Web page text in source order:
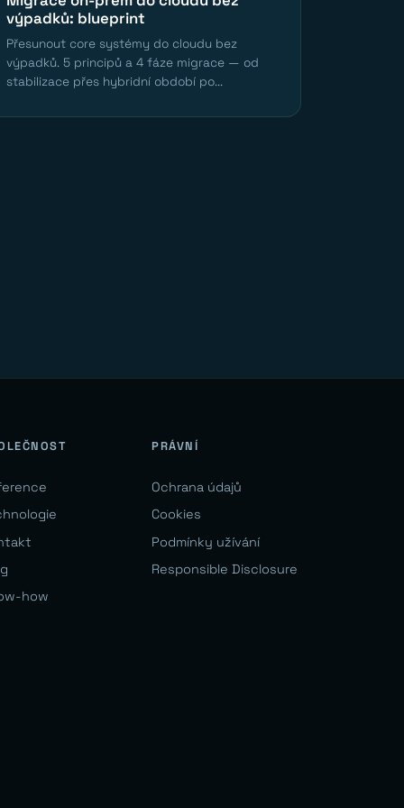
výpadků: blueprint
Přesunout core systémy do cloudu bez
výpadků. 5 principů a 4 fáze migrace — od
stabilizace přes hybridní období po...
how
PRÁVNÍ
Ochrana údajů
Cookies
Podmínky užívání
Responsible Disclosure